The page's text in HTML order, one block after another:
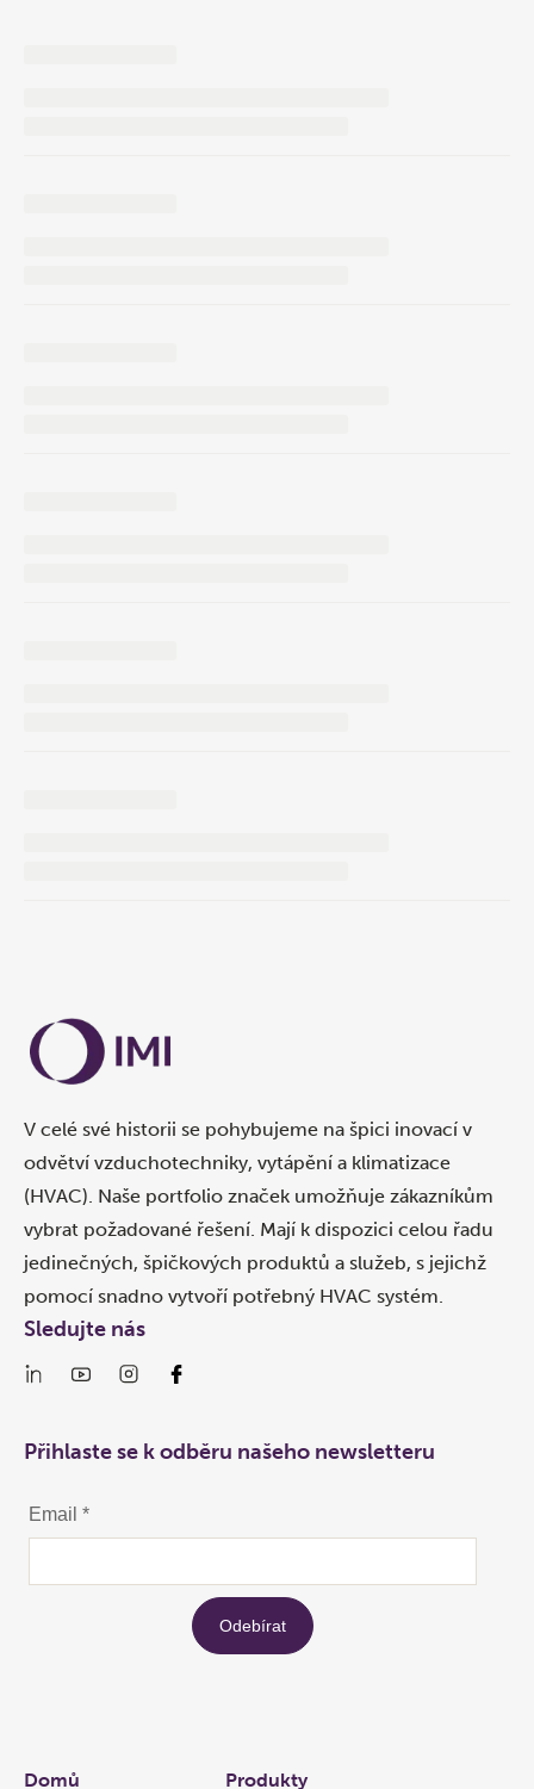
V celé své historii se pohybujeme na špici inovací v
odvětví vzduchotechniky, vytápění a klimatizace
(HVAC). Naše portfolio značek umožňuje zákazníkům
vybrat požadované řešení. Mají k dispozici celou řadu
jedinečných, špičkových produktů a služeb, s jejichž
pomocí snadno vytvoří potřebný HVAC systém.
Links
Domů Produkty
Sledujte nás
Přihlaste se k odběru našeho newsletteru